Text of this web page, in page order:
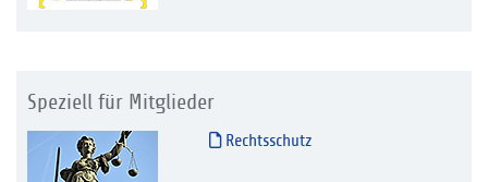
Speziell für Mitglieder
Rechtsschutz